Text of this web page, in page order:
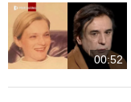
00:52